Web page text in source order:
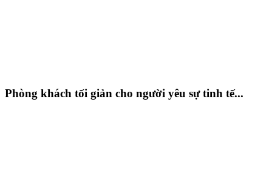
Phòng khách tối giản cho người yêu sự tinh tế...